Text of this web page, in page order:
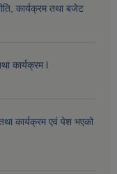
कार्यक्रम तथा बजेट
कार्यक्रम l
कार्यक्रम एवं पेश भएको